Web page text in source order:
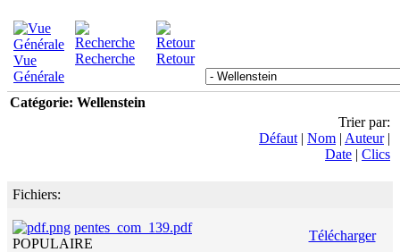
Vue
Générale
Recherche Retour
Catégorie: Wellenstein
Trier par:
Défaut | Nom | Auteur|
Date | Clics
Fichiers:
pentes_com_139.pdf
POPULAIRE
Télécharger